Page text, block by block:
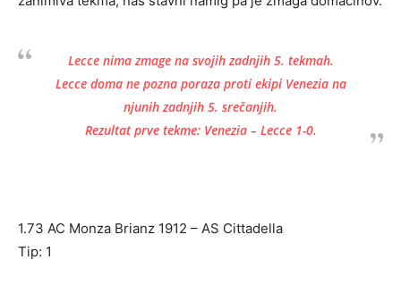
Lecce nima zmage na svojih zadnjih 5. tekmah.
Lecce doma ne pozna poraza proti ekipi Venezia na
njunih zadnjih 5. srečanjih.
Rezultat prve tekme: Venezia – Lecce 1-0.
1.73 AC Monza Brianz 1912 – AS Cittadella
Tip: 1